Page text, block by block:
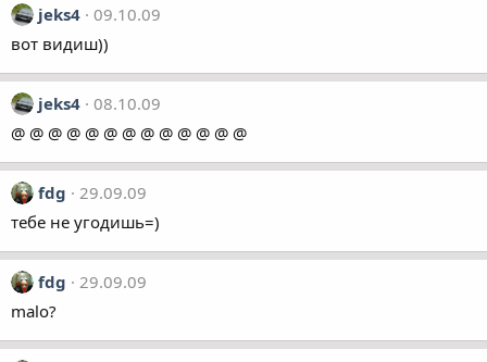
jeks4 09.10.09
вот видиш))
jeks4 08.10.09
@ @ @ @ @ @ @ @ @ @ @ @ @
fdg
29.09.09
тебе не угодишь=)
fdg
29.09.09
malo?